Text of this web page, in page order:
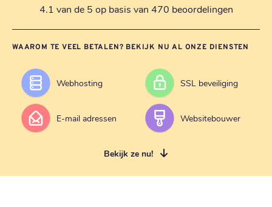
4.1 van de 5 op basis van 470 beoordelingen
WAAROM TE VEEL BETALEN? BEKIJK NU AL ONZE DIENSTEN
Webhosting SSL beveiliging
E-mail adressen Websitebouwer
Bekijk ze nu!